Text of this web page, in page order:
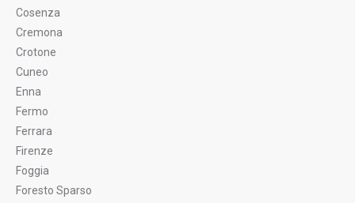
Cosenza
Cremona
Crotone
Cuneo
Enna
Fermo
Ferrara
Firenze
Foggia
Foresto Sparso